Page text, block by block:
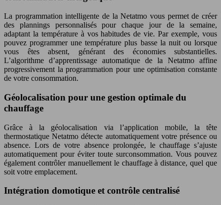
La programmation intelligente de la Netatmo vous permet de créer
des plannings personnalisés pour chaque jour de la semaine,
adaptant la température à vos habitudes de vie. Par exemple, vous
pouvez programmer une température plus basse la nuit ou lorsque
vous êtes absent, générant des économies substantielles.
L’algorithme d’apprentissage automatique de la Netatmo affine
progressivement la programmation pour une optimisation constante
de votre consommation.
Géolocalisation pour une gestion optimale du
chauffage
Grâce à la géolocalisation via l’application mobile, la tête
thermostatique Netatmo détecte automatiquement votre présence ou
absence. Lors de votre absence prolongée, le chauffage s’ajuste
automatiquement pour éviter toute surconsommation. Vous pouvez
également contrôler manuellement le chauffage à distance, quel que
soit votre emplacement.
Intégration domotique et contrôle centralisé